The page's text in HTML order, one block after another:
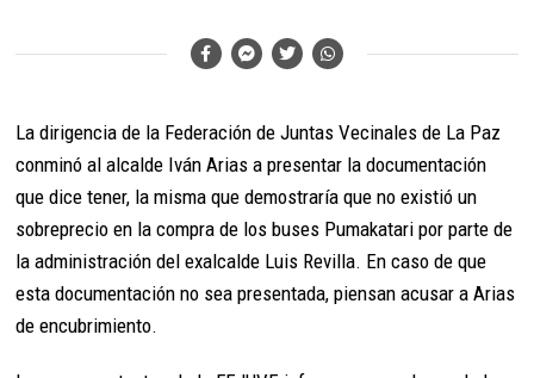
La dirigencia de la Federación de Juntas Vecinales de La Paz
conminó al alcalde Iván Arias a presentar la documentación
que dice tener, la misma que demostraría que no existió un
sobreprecio en la compra de los buses Pumakatari por parte de
la administración del exalcalde Luis Revilla. En caso de que
esta documentación no sea presentada, piensan acusar a Arias
de encubrimiento.